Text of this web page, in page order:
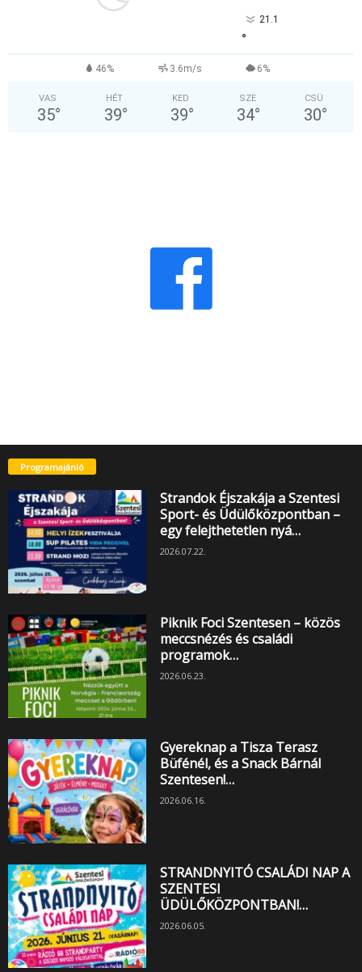
21.1
°
46% 3.6m/s 6%
VAS
35°
HÉT
39°
KED
39°
SZE
34°
CSÜ
30°
Programajánló
Strandok Éjszakája a Szentesi
Sport- és Üdülőközpontban –
egy felejthetetlen nyá…
2026.07.22.
Piknik Foci Szentesen – közös
meccsnézés és családi
programok…
2026.06.23.
Gyereknap a Tisza Terasz
Büfénél, és a Snack Bárnál
Szentesen!…
2026.06.16.
STRANDNYITÓ CSALÁDI NAP A
SZENTESI
ÜDÜLŐKÖZPONTBAN!…
2026.06.05.